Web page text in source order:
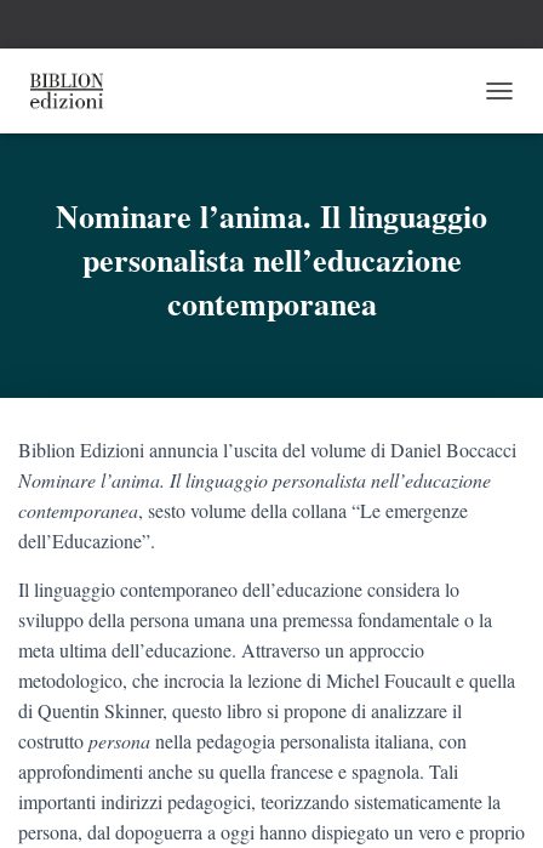
A
L
Nominare l’anima. Il linguaggio
personalista nell’educazione
contemporanea
Biblion Edizioni annuncia l’uscita del volume di Daniel Boccacci
Nominare l’anima. Il linguaggio personalista nell’educazione
contemporanea, sesto volumedella collana “Le emergenze
dell’Educazione”.
Il linguaggio contemporaneo dell’educazione considera lo
sviluppo della persona umana una premessa fondamentale o la
meta ultima dell’educazione. Attraverso un approccio
metodologico, che incrocia la lezione di Michel Foucault e quella
di Quentin Skinner, questo libro si propone di analizzare il
costruttopersonanella pedagogia personalista italiana, con
approfondimenti anche su quella francese e spagnola. Tali
importanti indirizzi pedagogici, teorizzando sistematicamente la
persona, dal dopoguerra a oggi hanno dispiegato un vero e proprio